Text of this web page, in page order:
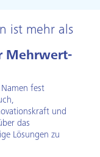
ist mehr als
Mehrwert-
fest
und
das
Lösungen zu